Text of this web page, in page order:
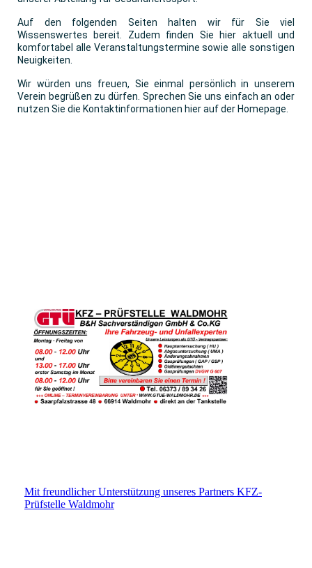
Auf den folgenden Seiten halten wir für Sie viel
Wissenswertes bereit. Zudem finden Sie hier aktuell und
komfortabel alle Veranstaltungstermine sowie alle sonstigen
Neuigkeiten.
Wir würden uns freuen, Sie einmal persönlich in unserem
Verein begrüßen zu dürfen. Sprechen Sie uns einfach an oder
nutzen Sie die Kontaktinformationen hier auf der Homepage.
Mit freundlicher Unterstützung unseres Partners KFZ-
Prüfstelle Waldmohr